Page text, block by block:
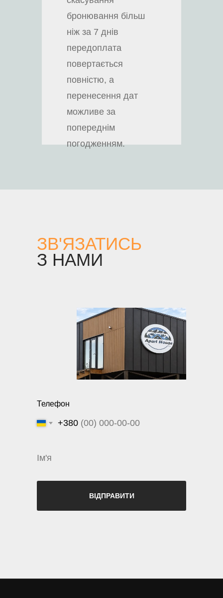
бронювання більш
ніж за 7 днів
передоплата
повертається
повністю, а
перенесення дат
можливе за
попереднім
погодженням.
ЗВ'ЯЗАТИСЬ
З НАМИ
Телефон
+380
ВІДПРАВИТИ